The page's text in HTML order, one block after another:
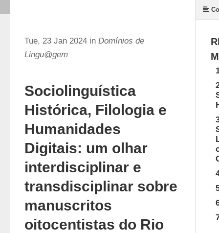
Tue, 23 Jan 2024 in Domínios de
Lingu@gem
Sociolinguística
Histórica, Filologia e
Humanidades
Digitais: um olhar
interdisciplinar e
transdisciplinar sobre
manuscritos
oitocentistas do Rio